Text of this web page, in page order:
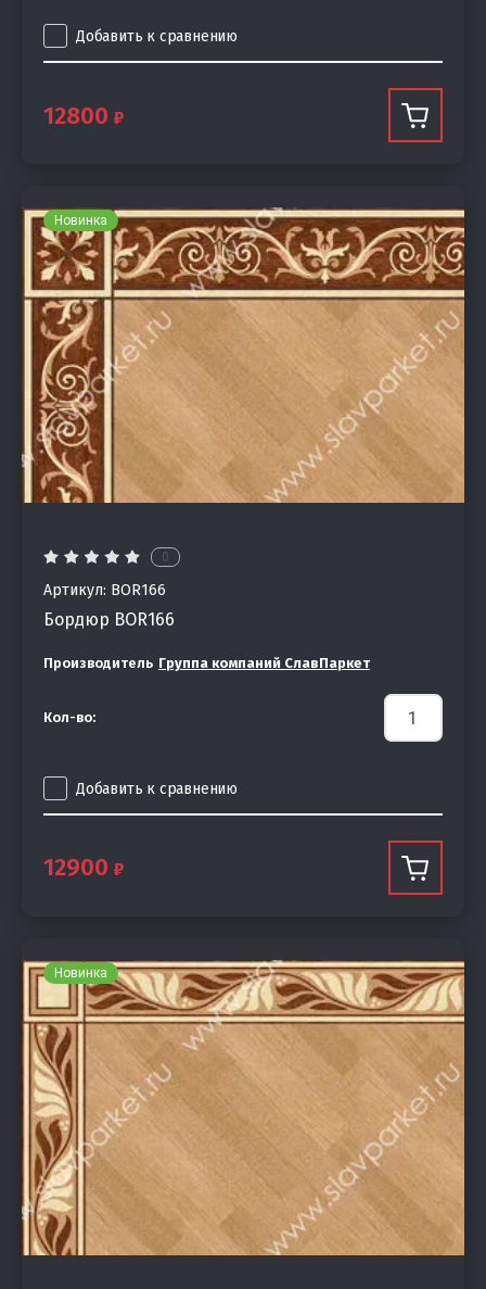
Добавить к сравнению
12800
Новинка
0
Артикул: BOR166
Бордюр BOR166
Производитель Группа компаний СлавПаркет
Кол-во:
Добавить к сравнению
12900
Новинка